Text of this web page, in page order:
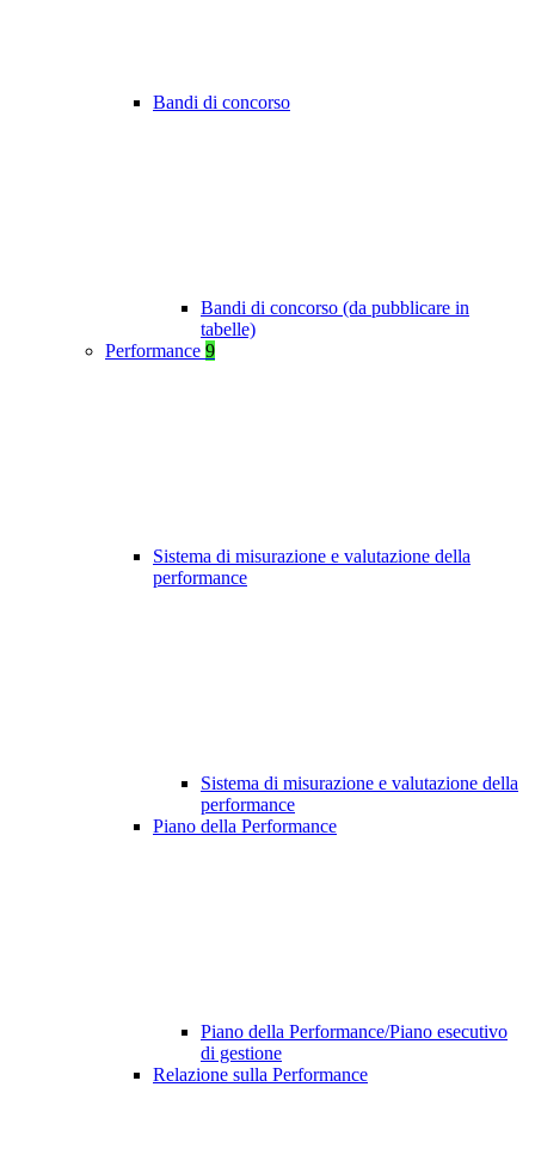
Bandi di concorso
Bandi di concorso (da pubblicare in
tabelle)
Performance 9
Sistema di misurazione e valutazione della
performance
Sistema di misurazione e valutazione della
performance
Piano della Performance
Piano della Performance/Piano esecutivo
di gestione
Relazione sulla Performance